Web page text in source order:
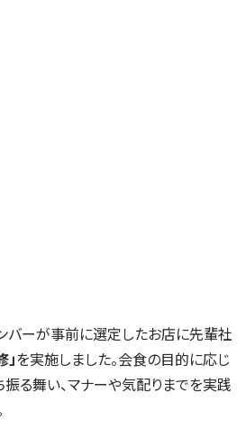
バーが事前に選定したお店に先輩社
を実施しました。会食の目的に応じ
る舞い、マナーや気配りまでを実践